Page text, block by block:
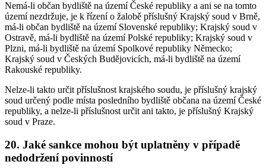
Nemá-li občan bydliště na území České republiky a ani se na tomto
území nezdržuje, je k řízení o žalobě příslušný Krajský soud v Brně,
má-li občan bydliště na území Slovenské republiky; Krajský soud v
Ostravě, má-li bydliště na území Polské republiky; Krajský soud v
Plzni, má-li bydliště na území Spolkové republiky Německo;
Krajský soud v Českých Budějovicích, má-li bydliště na území
Rakouské republiky.
Nelze-li takto určit příslušnost krajského soudu, je příslušný krajský
soud určený podle místa posledního bydliště občana na území České
republiky, a nelze-li příslušnost určit ani takto, je příslušný Krajský
soud v Praze.
20. Jaké sankce mohou být uplatněny v případě
nedodržení povinností